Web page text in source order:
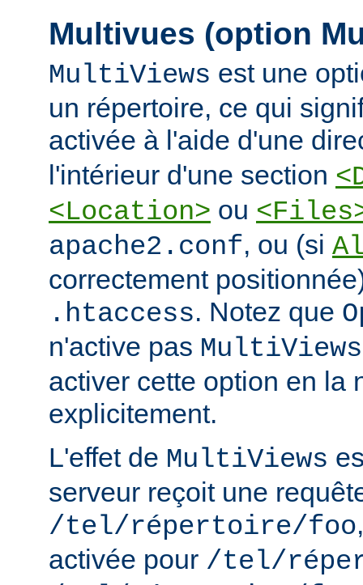
Multivues (option
MultiViews est une
un répertoire, ce qui
activée à l'aide d'une
l'intérieur d'une section
<Location> ou
apache2.conf, ou (si
correctement
.htaccess. Notez que
n'active pas MultiViews
activer cette option en la
explicitement.
L'effet de MultiViews
serveur reçoit une
/tel/répertoire/foo
activée pour /tel/